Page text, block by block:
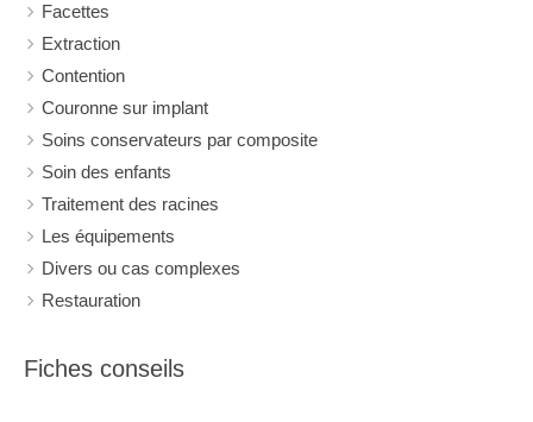
Facettes
Extraction
Contention
Couronne sur implant
Soins conservateurs par composite
Soin des enfants
Traitement des racines
Les équipements
Divers ou cas complexes
Restauration
Fiches conseils